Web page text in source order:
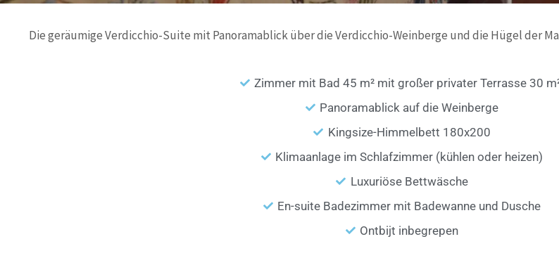
Die geräumige Verdicchio-Suite mit Panoramablick über die Verdicchio-Weinberge und die Hügel der
Zimmer mit Bad 45 m² mit großer privater Terrasse 30
Panoramablick auf die Weinberge
Kingsize-Himmelbett 180x200
Klimaanlage im Schlafzimmer (kühlen oder heizen)
Luxuriöse Bettwäsche
En-suite Badezimmer mit Badewanne und Dusche
Ontbijt inbegrepen